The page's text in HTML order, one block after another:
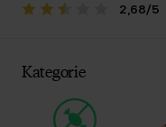
2,68/5
Kategorie